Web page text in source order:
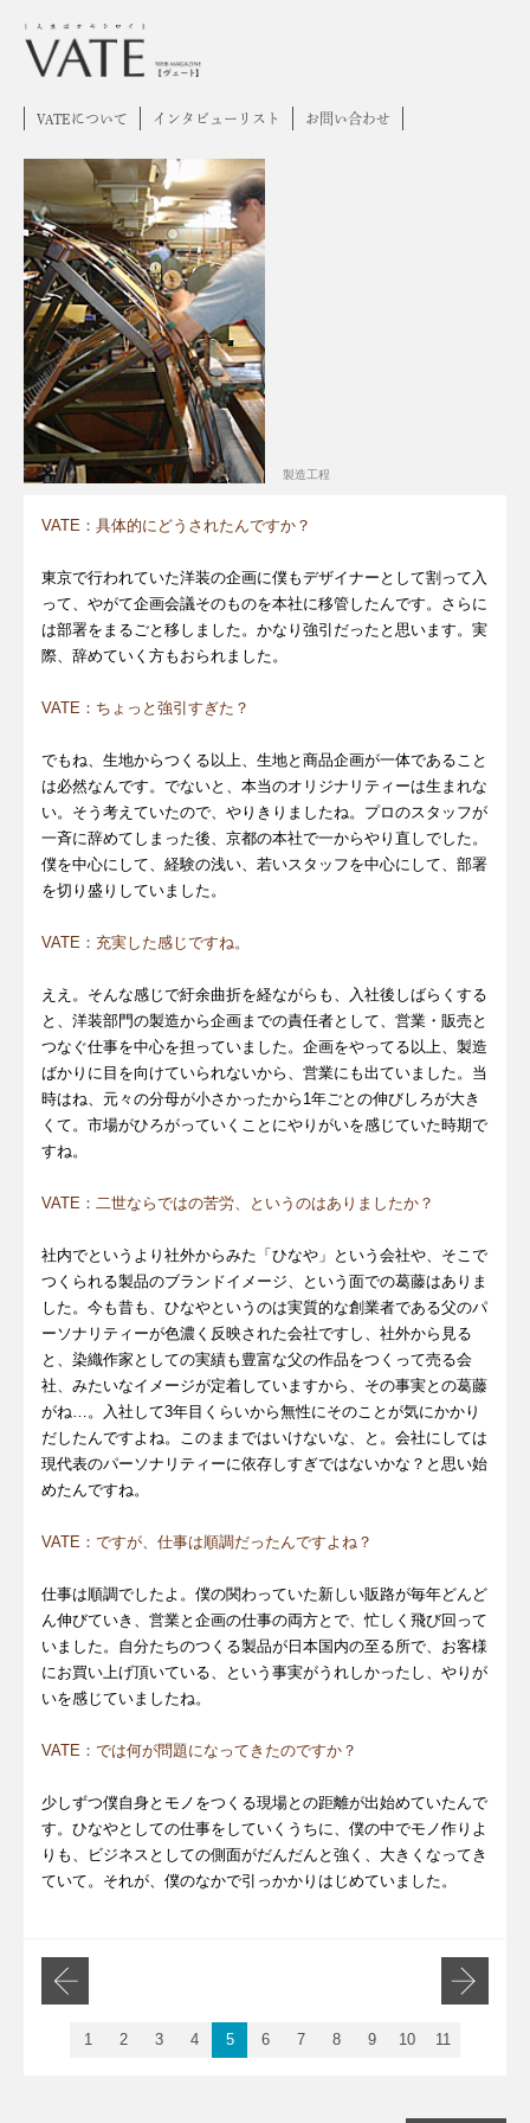
VATEについて インタビューリスト お問い合わせ
製造工程
VATE：具体的にどうされたんですか？
東京で行われていた洋装の企画に僕もデザイナーとして割って入
って、やがて企画会議そのものを本社に移管したんです。さらに
は部署をまるごと移しました。かなり強引だったと思います。実
際、辞めていく方もおられました。
VATE：ちょっと強引すぎた？
でもね、生地からつくる以上、生地と商品企画が一体であること
は必然なんです。でないと、本当のオリジナリティーは生まれな
い。そう考えていたので、やりきりましたね。プロのスタッフが
一斉に辞めてしまった後、京都の本社で一からやり直しでした。
僕を中心にして、経験の浅い、若いスタッフを中心にして、部署
を切り盛りしていました。
VATE：充実した感じですね。
ええ。そんな感じで紆余曲折を経ながらも、入社後しばらくする
と、洋装部門の製造から企画までの責任者として、営業・販売と
つなぐ仕事を中心を担っていました。企画をやってる以上、製造
ばかりに目を向けていられないから、営業にも出ていました。当
時はね、元々の分母が小さかったから1年ごとの伸びしろが大き
くて。市場がひろがっていくことにやりがいを感じていた時期で
すね。
VATE：二世ならではの苦労、というのはありましたか？
社内でというより社外からみた「ひなや」という会社や、そこで
つくられる製品のブランドイメージ、という面での葛藤はありま
した。今も昔も、ひなやというのは実質的な創業者である父のパ
ーソナリティーが色濃く反映された会社ですし、社外から見る
と、染織作家としての実績も豊富な父の作品をつくって売る会
社、みたいなイメージが定着していますから、その事実との葛藤
がね…。入社して3年目くらいから無性にそのことが気にかかり
だしたんですよね。このままではいけないな、と。会社にしては
現代表のパーソナリティーに依存しすぎではないかな？と思い始
めたんですね。
VATE：ですが、仕事は順調だったんですよね？
仕事は順調でしたよ。僕の関わっていた新しい販路が毎年どんど
ん伸びていき、営業と企画の仕事の両方とで、忙しく飛び回って
いました。自分たちのつくる製品が日本国内の至る所で、お客様
にお買い上げ頂いている、という事実がうれしかったし、やりが
いを感じていましたね。
VATE：では何が問題になってきたのですか？
少しずつ僕自身とモノをつくる現場との距離が出始めていたんで
す。ひなやとしての仕事をしていくうちに、僕の中でモノ作りよ
りも、ビジネスとしての側面がだんだんと強く、大きくなってき
ていて。それが、僕のなかで引っかかりはじめていました。
1 2 3 4 5 6 7 8 9 10 11